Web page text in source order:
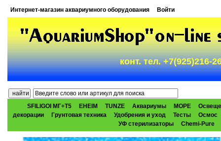
Интернет-магазин аквариумного оборудования Войти
конт. тел. +7(925)216-
SFILIGOI МГ+Т5 EHEIM TUNZE Аквариумы МОРЕ
декорации
Грунтовая техника Удобрения и уход Тесты
Осмос
УФ стерилизаторы
Chemi-Pure